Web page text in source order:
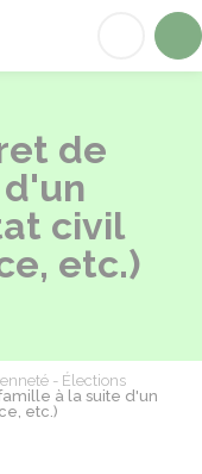
de
civil
etc.)
- Élections
à la suite d'un
etc.)